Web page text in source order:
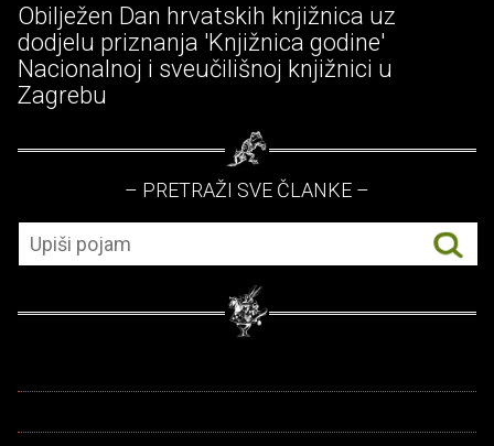
Obilježen Dan hrvatskih knjižnica uz
dodjelu priznanja 'Knjižnica godine'
Nacionalnoj i sveučilišnoj knjižnici u
Zagrebu
– PRETRAŽI SVE ČLANKE –